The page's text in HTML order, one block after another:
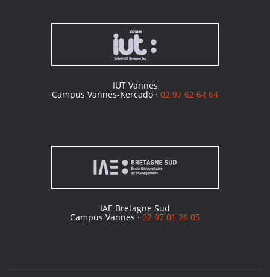
IUT Vannes
Campus Vannes-Kercado · 02 97 62 64 64
IAE Bretagne Sud
Campus Vannes ·02 97 01 26 05